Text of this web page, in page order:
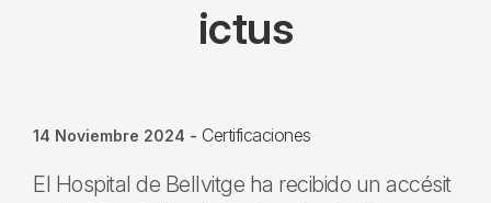
ictus
14 Noviembre 2024 - Certificaciones
El Hospital de Bellvitge ha recibido un accésit